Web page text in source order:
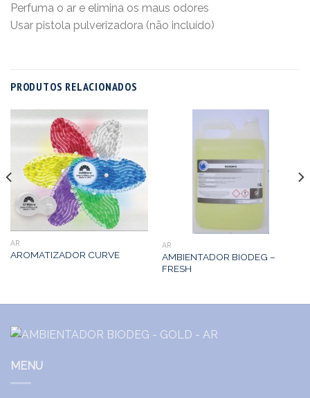
Perfuma o ar e elimina os maus odores
Usar pistola pulverizadora (não incluído)
PRODUTOS RELACIONADOS
AR
AROMATIZADOR CURVE
AR
AMBIENTADOR BIODEG –
FRESH
MENU